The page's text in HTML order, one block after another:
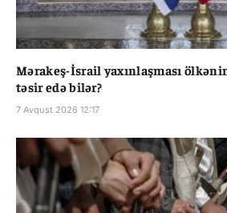
Mərakeş-İsrail yaxınlaşması
təsir edə bilər?
7 Avqust 2026 12:17